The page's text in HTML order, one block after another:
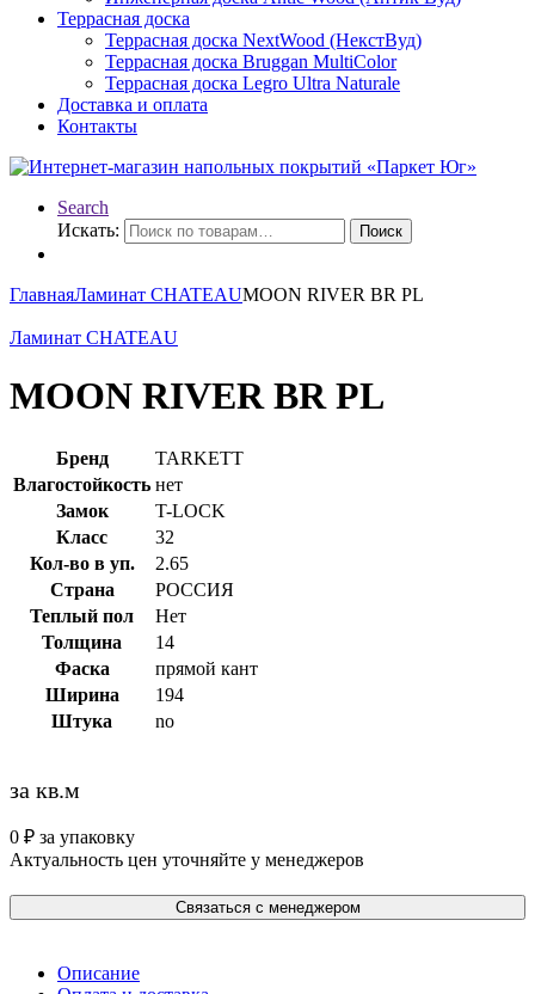
Террасная доска
Террасная доска NextWood (НекстВуд)
Террасная доска Bruggan MultiColor
Террасная доска Legro Ultra Naturale
Доставка и оплата
Контакты
Search
Искать:
Поиск
ГлавнаяЛаминат CHATEAUMOON RIVER BR PL
Ламинат CHATEAU
MOON RIVER BR PL
Бренд
TARKETT
Влагостойкость нет
Замок
T-LOCK
Класс
32
Кол-во в уп.
2.65
Страна
РОССИЯ
Теплый пол
Нет
Толщина
14
Фаска
прямой кант
Ширина
194
Штука
no
за кв.м
0 ₽ за упаковку
Актуальность цен уточняйте у менеджеров
Связаться с менеджером
Описание